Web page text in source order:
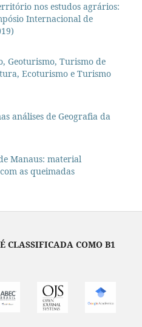
nos estudos agrários:
Internacional de
Geoturismo, Turismo de
Ecoturismo e Turismo
análises de Geografia da
Manaus: material
as queimadas
CLASSIFICADA COMO B1